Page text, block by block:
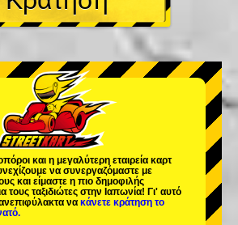
Προδιαγραφές Τιμές
Συχνές Ερωτήσεις
Κράτηση
Αλλαγή Καταστήματος
#1 Τόκιο Ακίχαμπαρα #1
#2
Τόκιο Κόλπος
Οσάκα
και η μεγαλύτερη εταιρεία καρτ
να συνεργαζόμαστε με
και είμαστε η πιο δημοφιλής
τους ταξιδιώτες στην Ιαπωνία! Γι' αυτό
να κάνετε κράτηση το